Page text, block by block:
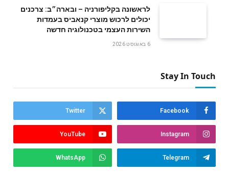
לראשונה בקליפורניה – ובארה״ב: צרכנים
יכולים לרכוש מוצרי קנאביס בעמדות
השירות העצמי בטכנולוגיה חדשה
6 באוגוסט 2026
Stay In Touch
Facebook
Twitter
Instagram
YouTube
Telegram
WhatsApp